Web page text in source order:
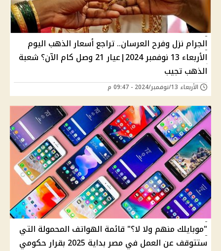
الجرام نزل وفرح العرسان.. تراجع أسعار الذهب اليوم
الأربعاء 13 نوفمبر 2024|عيار 21 وصل كام الآن؟ شعبة
الذهب تجيب
الأربعاء 13/نوفمبر/2024 - 09:47 م
"موبايلك منهم ولا لا؟" قائمة الهواتف المحمولة التي
ستتوقف عن العمل في مصر بداية 2025 بقرار حكومي